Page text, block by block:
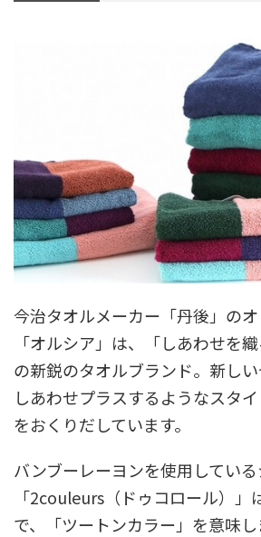
今治タオルメーカー「丹後」の
「オルシア」は、「しあわせを
の新鋭のタオルブランド。新し
しあわせプラスするようなスタ
をおくりだしています。
バンブーレーヨンを使用してい
「2couleurs（ドゥコロール）」
で、「ツートンカラー」を意味